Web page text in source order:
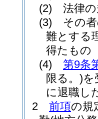
(2)
法律
(3)
その
難とする
得たもの
(4)
第9条
限る。)を
に退職し
2
前項の規